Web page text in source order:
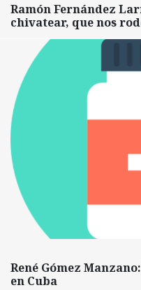
Ramón Fernández
chivatear, que nos
René Gómez
en Cuba